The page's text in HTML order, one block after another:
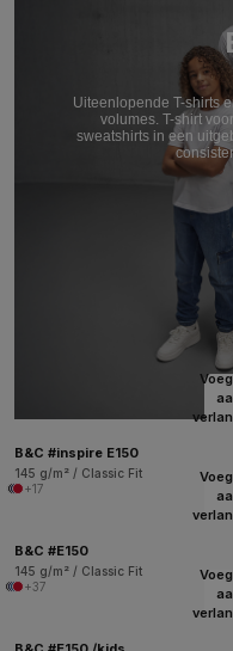
Uiteenlopende T-shirts
volumes. T-shirt
sweatshirts in een
B&C #inspire E150
145 g/m² / Classic Fit
+17
B&C #E150
145 g/m² / Classic Fit
+37